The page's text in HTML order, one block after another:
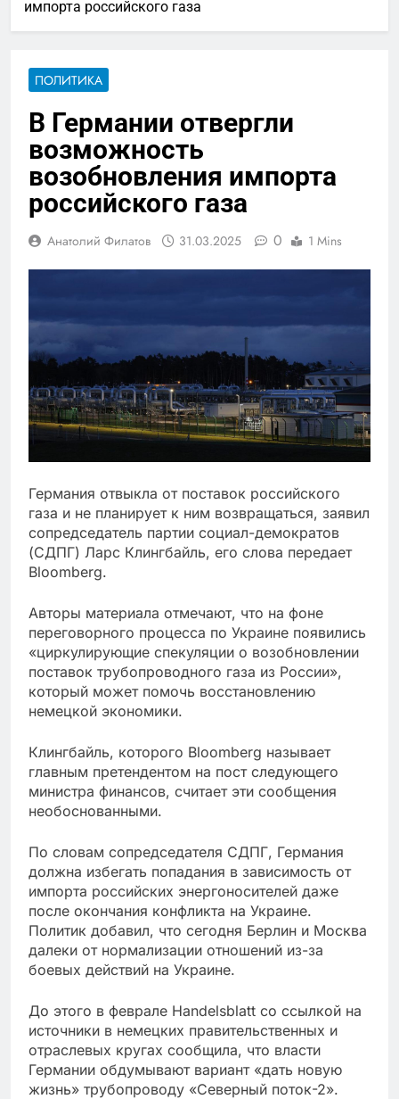
импорта российского газа
ПОЛИТИКА
В Германии отвергли
возможность
возобновления импорта
российского газа
Анатолий Филатов 31.03.2025 0 1 Mins
Германия отвыкла от поставок российского
газа и не планирует к ним возвращаться, заявил
сопредседатель партии социал-демократов
(СДПГ) Ларс Клингбайль, его слова передает
Bloomberg.
Авторы материала отмечают, что на фоне
переговорного процесса по Украине появились
«циркулирующие спекуляции о возобновлении
поставок трубопроводного газа из России»,
который может помочь восстановлению
немецкой экономики.
Клингбайль, которого Bloomberg называет
главным претендентом на пост следующего
министра финансов, считает эти сообщения
необоснованными.
По словам сопредседателя СДПГ, Германия
должна избегать попадания в зависимость от
импорта российских энергоносителей даже
после окончания конфликта на Украине.
Политик добавил, что сегодня Берлин и Москва
далеки от нормализации отношений из-за
боевых действий на Украине.
До этого в феврале Handelsblatt со ссылкой на
источники в немецких правительственных и
отраслевых кругах сообщила, что власти
Германии обдумывают вариант «дать новую
жизнь» трубопроводу «Северный поток-2».